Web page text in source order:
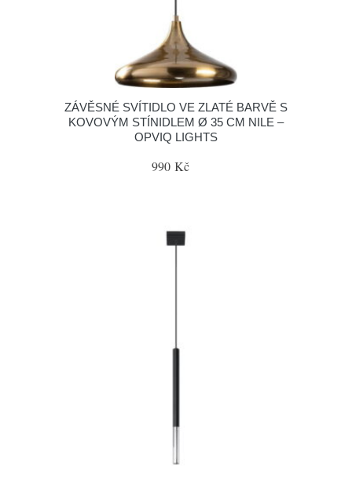
ZÁVĚSNÉ SVÍTIDLO VE ZLATÉ BARVĚ S
KOVOVÝM STÍNIDLEM Ø 35 CM NILE –
OPVIQ LIGHTS
990 Kč